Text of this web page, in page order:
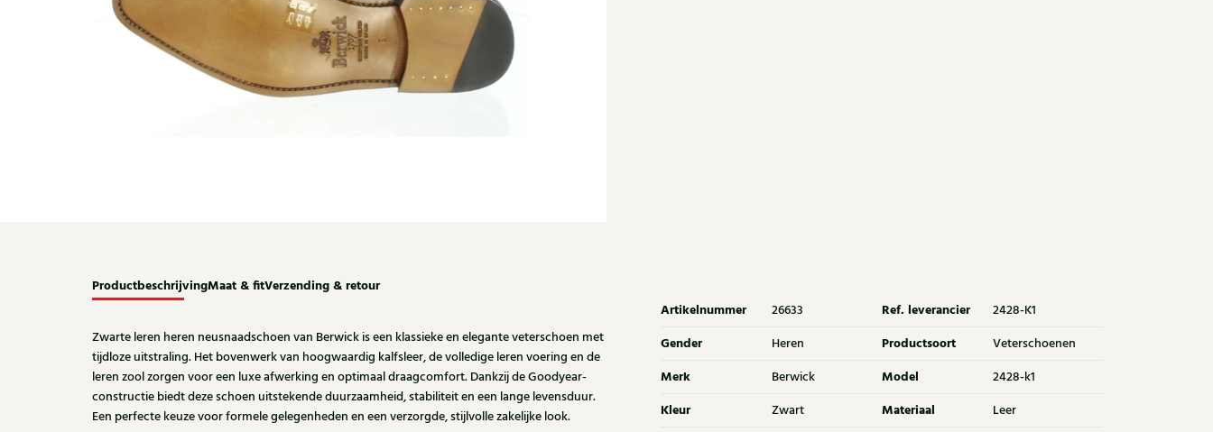
ProductbeschrijvingMaat & fitVerzending & retour
Zwarte leren heren neusnaadschoen van Berwick is een klassieke en elegante veterschoen met
tijdloze uitstraling. Het bovenwerk van hoogwaardig kalfsleer, de volledige leren voering en de
leren zool zorgen voor een luxe afwerking en optimaal draagcomfort. Dankzij de Goodyear-
constructie biedt deze schoen uitstekende duurzaamheid, stabiliteit en een lange levensduur.
Een perfecte keuze voor formele gelegenheden en een verzorgde, stijlvolle zakelijke look.
Artikelnummer 26633 Ref. leverancier 2428-K1
Gender Heren Productsoort Veterschoenen
Merk Berwick Model 2428-k1
Kleur Zwart Materiaal Leer